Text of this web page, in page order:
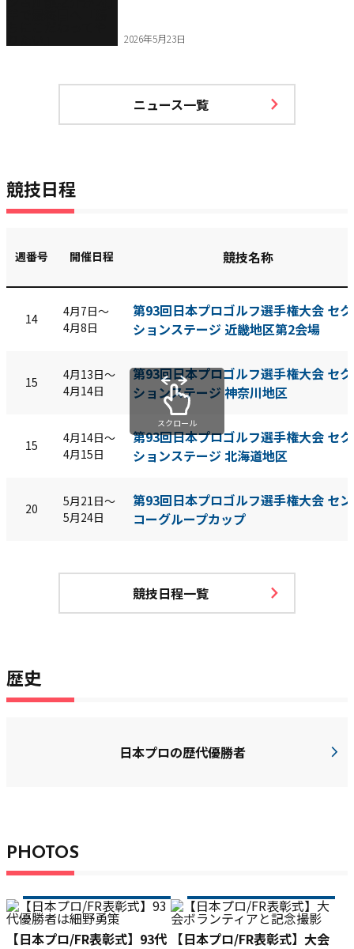
2026年5月23日
ニュース一覧
競技日程
週番号 開催日程 競技名称
14
4月7日〜
4月8日
第93回日本プロゴルフ選手権大会 セク
ションステージ 近畿地区第2会場
15
4月13日〜
4月14日
第93回日本プロゴルフ選手権大会 セク
ションステージ 神奈川地区
15
4月14日〜
4月15日
第93回日本プロゴルフ選手権大会 セク
ションステージ 北海道地区
20
5月21日〜
5月24日
第93回日本プロゴルフ選手権大会 セン
コーグループカップ
スクロール
競技日程一覧
歴史
日本プロの歴代優勝者
PHOTOS
【日本プロ/FR表彰式】93代
【日本プロ/FR表彰式】大会